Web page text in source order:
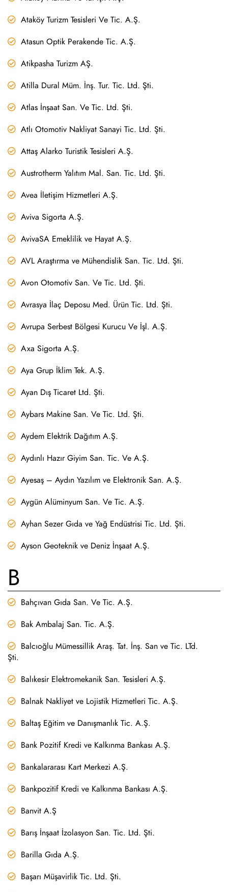
Ataköy Turizm Tesisleri Ve Tic. A.Ş.
Atasun Optik Perakende Tic. A.Ş.
Atikpasha Turizm AŞ.
Atilla Dural Müm. İnş. Tur. Tic. Ltd. Şti.
Atlas İnşaat San. Ve Tic. Ltd. Şti.
Atlı Otomotiv Nakliyat Sanayi Tic. Ltd. Şti.
Attaş Alarko Turistik Tesisleri A.Ş.
Austrotherm Yalıtım Mal. San. Tic. Ltd. Şti.
Avea İletişim Hizmetleri A.Ş.
Aviva Sigorta A.Ş.
AvivaSA Emeklilik ve Hayat A.Ş.
AVL Araştırma ve Mühendislik San. Tic. Ltd. Şti.
Avon Otomotiv San. Ve Tic. Ltd. Şti.
Avrasya İlaç Deposu Med. Ürün Tic. Ltd. Şti.
Avrupa Serbest Bölgesi Kurucu Ve İşl. A.Ş.
Axa Sigorta A.Ş.
Aya Grup İklim Tek. A.Ş.
Ayan Dış Ticaret Ltd. Şti.
Aybars Makine San. Ve Tic. Ltd. Şti.
Aydem Elektrik Dağıtım A.Ş.
Aydınlı Hazır Giyim San. Tic. Ve A.Ş.
Ayesaş – Aydın Yazılım ve Elektronik San. A.Ş.
Aygün Alüminyum San. Ve Tic. A.Ş.
Ayhan Sezer Gıda ve Yağ Endüstrisi Tic. Ltd. Şti.
Ayson Geoteknik ve Deniz İnşaat A.Ş.
B
Bahçıvan Gıda San. Ve Tic. A.Ş.
Bak Ambalaj San. Tic. A.Ş.
Balcıoğlu Mümessillik Araş. Tat. İnş. San ve Tic. LTd.
Şti.
Balıkesir Elektromekanik San. Tesisleri A.Ş.
Balnak Nakliyet ve Lojistik Hizmetleri Tic. A.Ş.
Baltaş Eğitim ve Danışmanlık Tic. A.Ş.
Bank Pozitif Kredi ve Kalkınma Bankası A.Ş.
Bankalararası Kart Merkezi A.Ş.
Bankpozitif Kredi ve Kalkınma Bankası A.Ş.
Banvit A.Ş
Barış İnşaat İzolasyon San. Tic. Ltd. Şti.
Barilla Gıda A.Ş.
Başarı Müşavirlik Tic. Ltd. Şti.